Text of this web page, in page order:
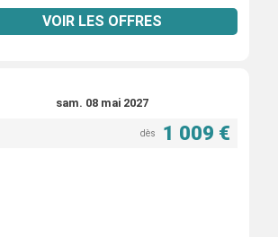
VOIR LES OFFRES
sam. 08 mai 2027
dès 1 009 €